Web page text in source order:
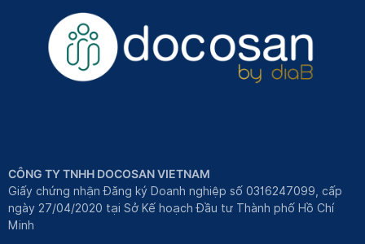
CÔNG TY TNHH DOCOSAN VIETNAM
Giấy chứng nhận Đăng ký Doanh nghiệp số 0316247099, cấp
ngày 27/04/2020 tại Sở Kế hoạch Đầu tư Thành phố Hồ Chí
Minh